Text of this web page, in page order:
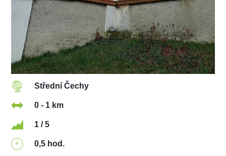
Střední Čechy
0 - 1 km
1 / 5
0,5 hod.